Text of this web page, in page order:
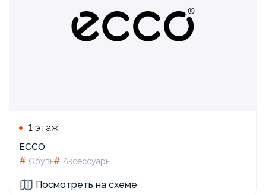
1 этаж
ECCO
# Обувь# Аксессуары
Посмотреть на схеме